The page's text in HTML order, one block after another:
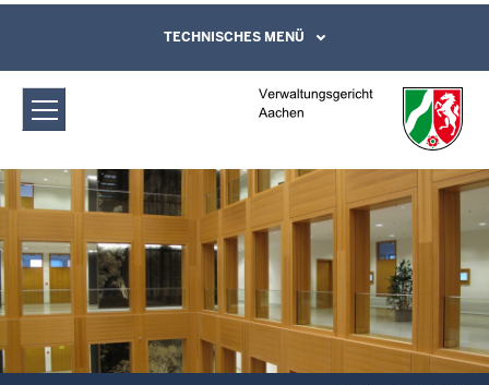
Verwaltungsgericht Aachen:
26.04.2006 Kundenbefragung
Direkt zum Inhalt
Leichte Sprache, Gebärdensprachenvideo
und Kontaktformular
TECHNISCHES MENÜ